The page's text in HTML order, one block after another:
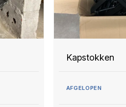
Kapstokken
AFGELOPEN